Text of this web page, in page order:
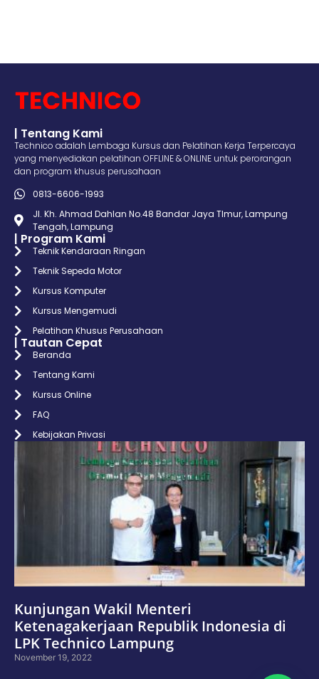
| Tentang Kami
Technico adalah Lembaga Kursus dan Pelatihan Kerja Terpercaya
yang menyediakan pelatihan OFFLINE & ONLINE untuk perorangan
dan program khusus perusahaan
0813-6606-1993
Jl. Kh. Ahmad Dahlan No.48 Bandar Jaya TImur, Lampung
Tengah, Lampung
| Program Kami
Teknik Kendaraan Ringan
Teknik Sepeda Motor
Kursus Komputer
Kursus Mengemudi
Pelatihan Khusus Perusahaan
| Tautan Cepat
Beranda
Tentang Kami
Kursus Online
FAQ
Kebijakan Privasi
Kunjungan Wakil Menteri
Ketenagakerjaan Republik Indonesia di
LPK Technico Lampung
November 19, 2022